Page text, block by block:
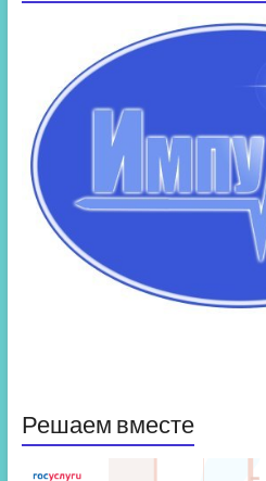
Решаем вместе